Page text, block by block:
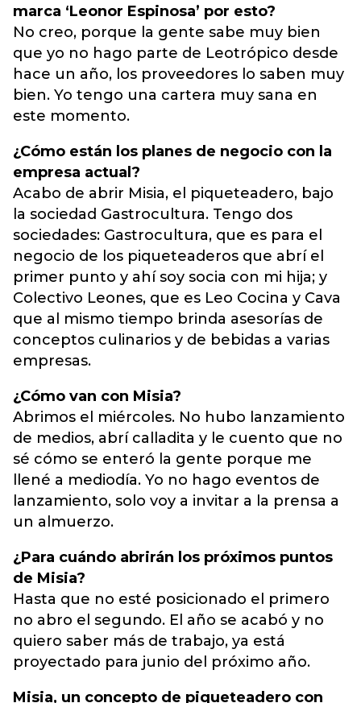
marca ‘Leonor Espinosa’ por esto?
No creo, porque la gente sabe muy bien
que yo no hago parte de Leotrópico desde
hace un año, los proveedores lo saben muy
bien. Yo tengo una cartera muy sana en
este momento.
¿Cómo están los planes de negocio con la
empresa actual?
Acabo de abrir Misia, el piqueteadero, bajo
la sociedad Gastrocultura. Tengo dos
sociedades: Gastrocultura, que es para el
negocio de los piqueteaderos que abrí el
primer punto y ahí soy socia con mi hija; y
Colectivo Leones, que es Leo Cocina y Cava
que al mismo tiempo brinda asesorías de
conceptos culinarios y de bebidas a varias
empresas.
¿Cómo van con Misia?
Abrimos el miércoles. No hubo lanzamiento
de medios, abrí calladita y le cuento que no
sé cómo se enteró la gente porque me
llené a mediodía. Yo no hago eventos de
lanzamiento, solo voy a invitar a la prensa a
un almuerzo.
¿Para cuándo abrirán los próximos puntos
de Misia?
Hasta que no esté posicionado el primero
no abro el segundo. El año se acabó y no
quiero saber más de trabajo, ya está
proyectado para junio del próximo año.
Misia, un concepto de piqueteadero con